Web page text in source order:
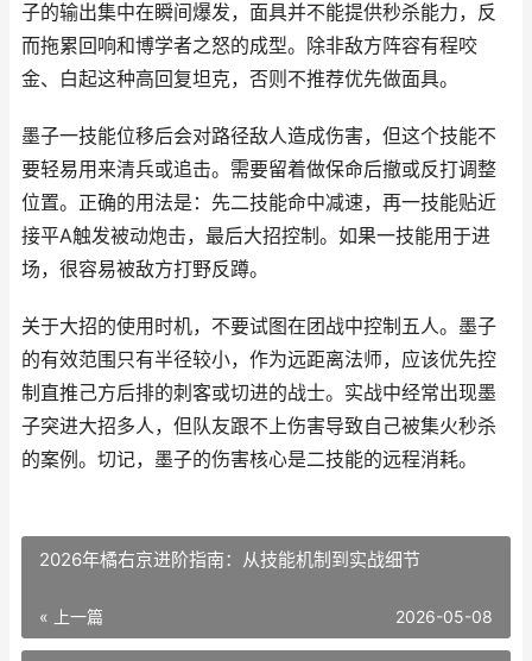
子的输出集中在瞬间爆发，面具并不能提供秒杀能力，反
而拖累回响和博学者之怒的成型。除非敌方阵容有程咬
金、白起这种高回复坦克，否则不推荐优先做面具。
墨子一技能位移后会对路径敌人造成伤害，但这个技能不
要轻易用来清兵或追击。需要留着做保命后撤或反打调整
位置。正确的用法是：先二技能命中减速，再一技能贴近
接平A触发被动炮击，最后大招控制。如果一技能用于进
场，很容易被敌方打野反蹲。
关于大招的使用时机，不要试图在团战中控制五人。墨子
的有效范围只有半径较小，作为远距离法师，应该优先控
制直推己方后排的刺客或切进的战士。实战中经常出现墨
子突进大招多人，但队友跟不上伤害导致自己被集火秒杀
的案例。切记，墨子的伤害核心是二技能的远程消耗。
2026年橘右京进阶指南：从技能机制到实战细节
« 上一篇 2026-05-08